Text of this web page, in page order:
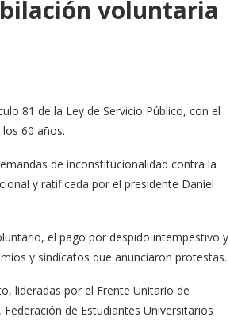
voluntaria
81 de la Ley de Servicio Público, con el
60 años.
de inconstitucionalidad contra la
y ratificada por el presidente Daniel
el pago por despido intempestivo y
y sindicatos que anunciaron protestas.
lideradas por el Frente Unitario de
de Estudiantes Universitarios